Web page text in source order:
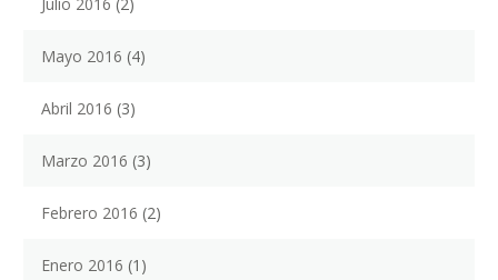
Julio 2016 (2)
Mayo 2016 (4)
Abril 2016 (3)
Marzo 2016 (3)
Febrero 2016 (2)
Enero 2016 (1)